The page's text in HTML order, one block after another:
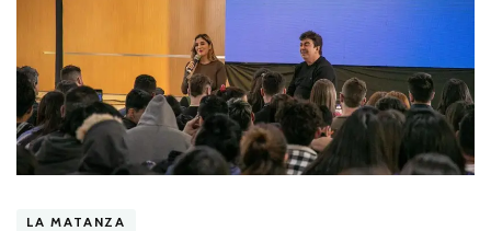
LA MATANZA